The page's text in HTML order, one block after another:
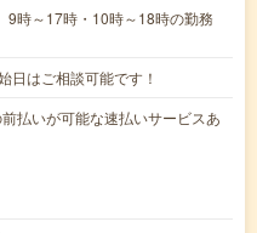
時～17時・10時～18時の勤務
日はご相談可能です！
払いが可能な速払いサービスあ